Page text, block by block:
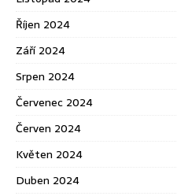
Říjen 2024
Září 2024
Srpen 2024
Červenec 2024
Červen 2024
Květen 2024
Duben 2024